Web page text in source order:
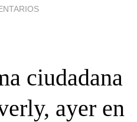
ciudadana
ayer en